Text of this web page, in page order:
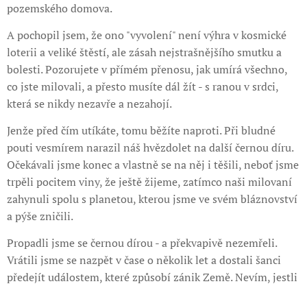
pozemského domova.
A pochopil jsem, že ono "vyvolení" není výhra v kosmické
loterii a veliké štěstí, ale zásah nejstrašnějšího smutku a
bolesti. Pozorujete v přímém přenosu, jak umírá všechno,
co jste milovali, a přesto musíte dál žít - s ranou v srdci,
která se nikdy nezavře a nezahojí.
Jenže před čím utíkáte, tomu běžíte naproti. Při bludné
pouti vesmírem narazil náš hvězdolet na další černou díru.
Očekávali jsme konec a vlastně se na něj i těšili, neboť jsme
trpěli pocitem viny, že ještě žijeme, zatímco naši milovaní
zahynuli spolu s planetou, kterou jsme ve svém bláznovství
a pýše zničili.
Propadli jsme se černou dírou - a překvapivě nezemřeli.
Vrátili jsme se nazpět v čase o několik let a dostali šanci
předejít událostem, které způsobí zánik Země. Nevím, jestli